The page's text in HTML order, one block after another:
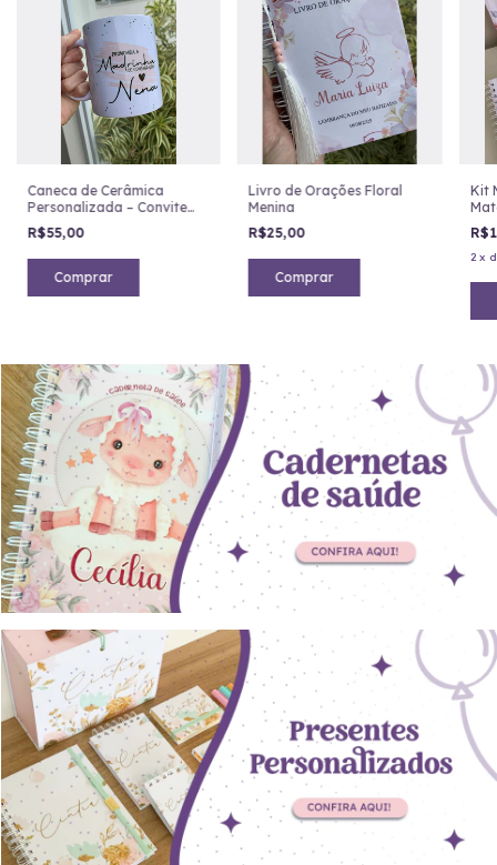
Caneca de Cerâmica
Personalizada – Convite
para Madrinha de
Consagração
R$55,00
Livro de Orações Floral
Menina
R$25,00
Comprar
Kit
2 x